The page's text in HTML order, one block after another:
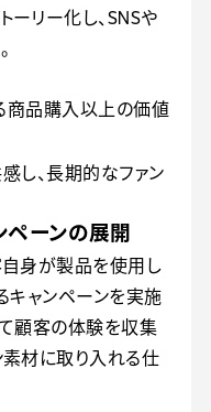
ーリー化し、SNSや
商品購入以上の価値
し、長期的なファン
ペーンの展開
自身が製品を使用し
キャンペーンを実施
て顧客の体験を収集
素材に取り入れる仕